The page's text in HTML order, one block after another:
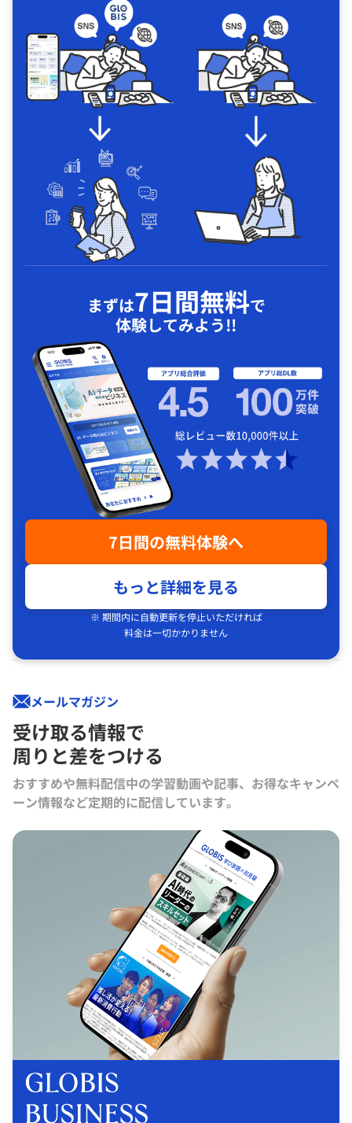
まずは7日間無料で
体験してみよう!!
7日間の無料体験へ
もっと詳細を見る
※ 期間内に自動更新を停止いただければ
料金は一切かかりません
メールマガジン
受け取る情報で
周りと差をつける
おすすめや無料配信中の学習動画や記事、お得なキャンペ
ーン情報など定期的に配信しています。